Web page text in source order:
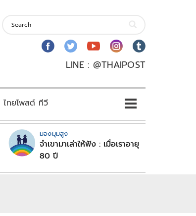
LINE : @THAIPOST
ไทยโพสต์ ทีวี
มองมุมสูง
จำเขามาเล่าให้ฟัง : เมื่อเราอายุ
80 ปี